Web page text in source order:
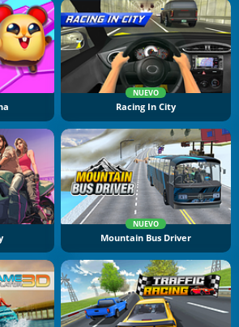
NUEVO
Racing In City
NUEVO
Mountain Bus Driver